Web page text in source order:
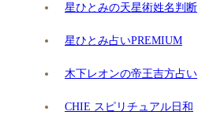
星ひとみの天星術姓名判断
星ひとみ占いPREMIUM
木下レオンの帝王吉方占い
CHIE スピリチュアル日和